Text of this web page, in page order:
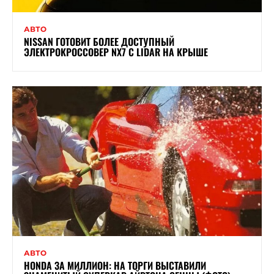
АВТО
NISSAN ГОТОВИТ БОЛЕЕ ДОСТУПНЫЙ
ЭЛЕКТРОКРОССОВЕР NX7 С LIDAR НА КРЫШЕ
АВТО
HONDA ЗА МИЛЛИОН: НА ТОРГИ ВЫСТАВИЛИ